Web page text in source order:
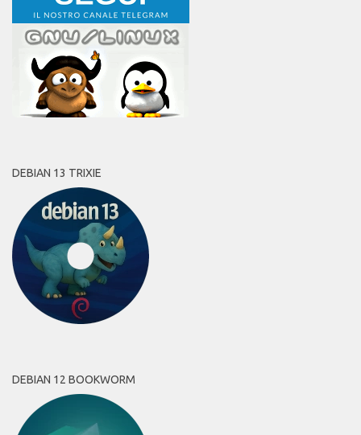
DEBIAN 13 TRIXIE
DEBIAN 12 BOOKWORM